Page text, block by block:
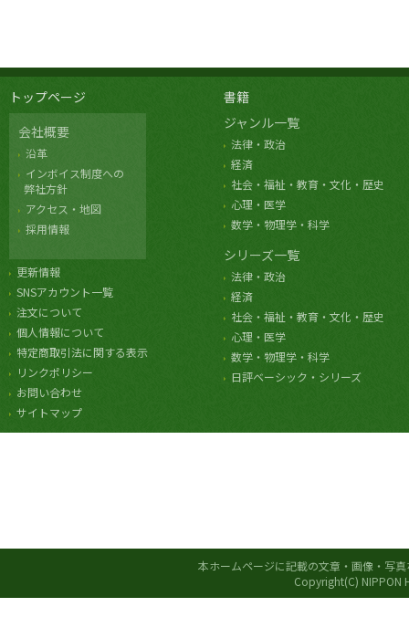
トップページ
会社概要
沿革
インボイス制度への
弊社方針
アクセス・地図
採用情報
更新情報
SNSアカウント一覧
注文について
個人情報について
特定商取引法に関する表示
リンクポリシー
お問い合わせ
サイトマップ
書籍
ジャンル一覧
法律・政治
経済
社会・福祉・教育・文化・歴史
心理・医学
数学・物理学・科学
シリーズ一覧
法律・政治
経済
社会・福祉・教育・文化・歴史
心理・医学
数学・物理学・科学
日評ベーシック・シリーズ
本ホームページに記載の文章・画像・写
Copyright(C) NIPPON